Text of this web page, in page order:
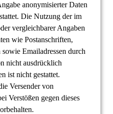
anonymisierter Daten
Die Nutzung der im
vergleichbarer Angaben
wie Postanschriften,
Emailadressen durch
nicht ausdrücklich
ist nicht gestattet.
Versender von
Verstößen gegen dieses